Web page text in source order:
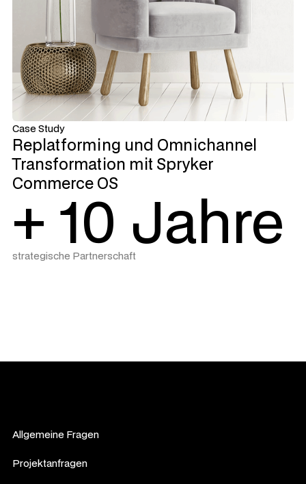
Case Study
Replatforming und Omnichannel
Transformation mit Spryker
Commerce OS
+ 10 Jahre
strategische Partnerschaft
Allgemeine Fragen
Projektanfragen